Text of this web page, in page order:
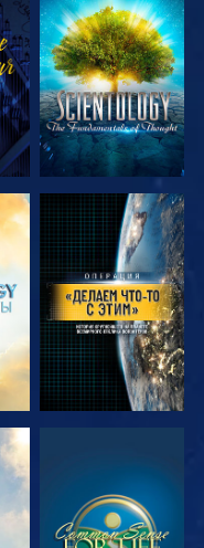
СМОТРЕТЬ
ПЕРЕДАЧИ
СМОТРЕТЬ
СМОТРЕТЬ